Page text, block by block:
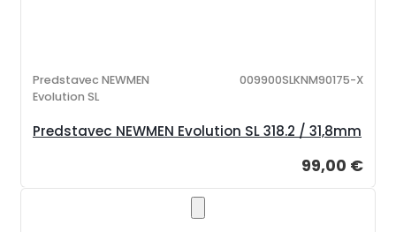
Predstavec NEWMEN Evolution SL 318.2 / 31,8mm
Predstavec NEWMEN
Evolution SL
009900SLKNM90175-X
99,00 €